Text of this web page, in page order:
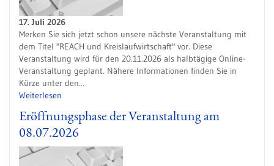
17. Juli 2026
Merken Sie sich jetzt schon unsere nächste Veranstaltung mit
dem Titel "REACH und Kreislaufwirtschaft" vor. Diese
Veranstaltung wird für den 20.11.2026 als halbtägige Online-
Veranstaltung geplant. Nähere Informationen finden Sie in
Kürze unter den...
Weiterlesen
Eröffnungsphase der Veranstaltung am
08.07.2026